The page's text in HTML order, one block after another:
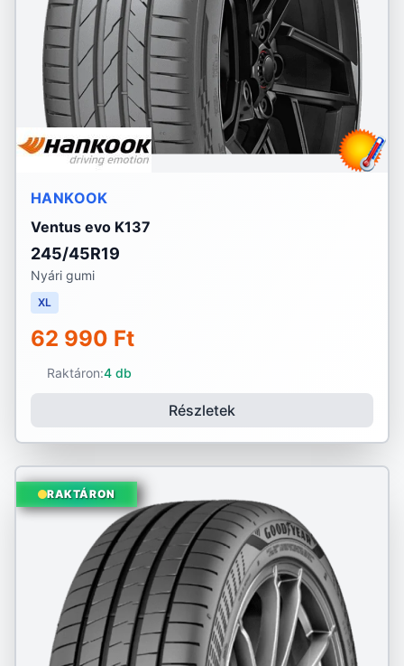
HANKOOK
Ventus evo K137
245/45R19
Nyári gumi
XL
62 990 Ft
Raktáron:4 db
Részletek
RAKTÁRON